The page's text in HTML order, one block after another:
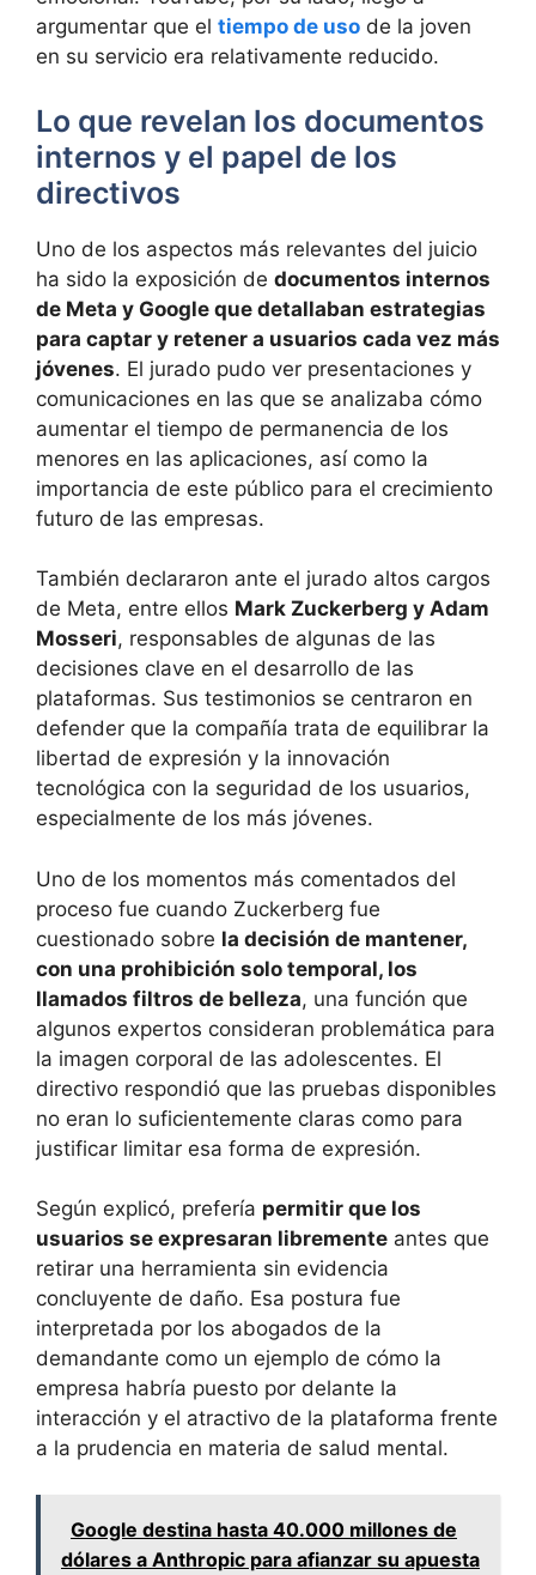
argumentar que el tiempo de uso de la joven
en su servicio era relativamente reducido.
Lo que revelan los documentos
internos y el papel de los
directivos
Uno de los aspectos más relevantes del juicio
ha sido la exposición de documentos internos
de Meta y Google que detallaban estrategias
para captar y retener a usuarios cada vez más
jóvenes. El jurado pudo ver presentaciones y
comunicaciones en las que se analizaba cómo
aumentar el tiempo de permanencia de los
menores en las aplicaciones, así como la
importancia de este público para el crecimiento
futuro de las empresas.
También declararon ante el jurado altos cargos
de Meta, entre ellos Mark Zuckerberg y Adam
Mosseri, responsables de algunas de las
decisiones clave en el desarrollo de las
plataformas. Sus testimonios se centraron en
defender que la compañía trata de equilibrar la
libertad de expresión y la innovación
tecnológica con la seguridad de los usuarios,
especialmente de los más jóvenes.
Uno de los momentos más comentados del
proceso fue cuando Zuckerberg fue
cuestionado sobre la decisión de mantener,
con una prohibición solo temporal, los
llamados filtros de belleza, una función que
algunos expertos consideran problemática para
la imagen corporal de las adolescentes. El
directivo respondió que las pruebas disponibles
no eran lo suficientemente claras como para
justificar limitar esa forma de expresión.
Según explicó, prefería permitir que los
usuarios se expresaran libremente antes que
retirar una herramienta sin evidencia
concluyente de daño. Esa postura fue
interpretada por los abogados de la
demandante como un ejemplo de cómo la
empresa habría puesto por delante la
interacción y el atractivo de la plataforma frente
a la prudencia en materia de salud mental.
Google destina hasta 40.000 millones de
dólares a Anthropic para afianzar su apuesta